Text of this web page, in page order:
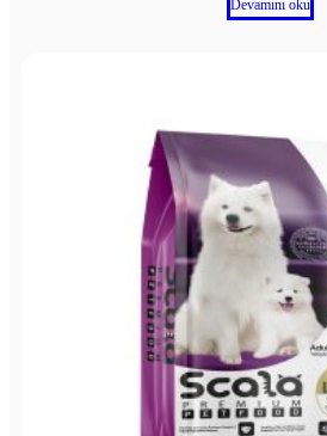
Devamını oku